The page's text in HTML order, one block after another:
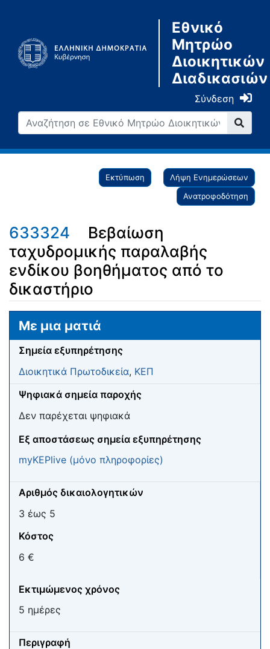
Εθνικό
Μητρώο
Διοικητικών
Διαδικασιών
Σύνδεση
Εκτύπωση
Λήψη Ενημερώσεων
Ανατροφοδότηση
633324
Βεβαίωση
ταχυδρομικής παραλαβής
ενδίκου βοηθήματος από το
δικαστήριο
Μετάβαση σε: πλοήγηση
Με μια ματιά
Σημεία εξυπηρέτησης
Διοικητικά Πρωτοδικεία, ΚΕΠ
Ψηφιακά σημεία παροχής
Δεν παρέχεται ψηφιακά
Eξ αποστάσεως σημεία εξυπηρέτησης
myKEPlive (μόνο πληροφορίες)
Αριθμός δικαιολογητικών
3 έως 5
Κόστος
6 €
Εκτιμώμενος χρόνος
5 ημέρες
Περιγραφή